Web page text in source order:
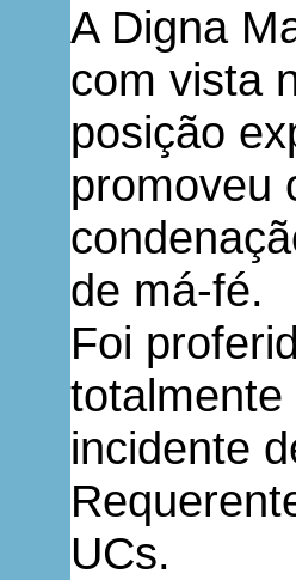
A Digna
com vista
posição
promoveu
de má-fé.
Foi
incidente
UCs.